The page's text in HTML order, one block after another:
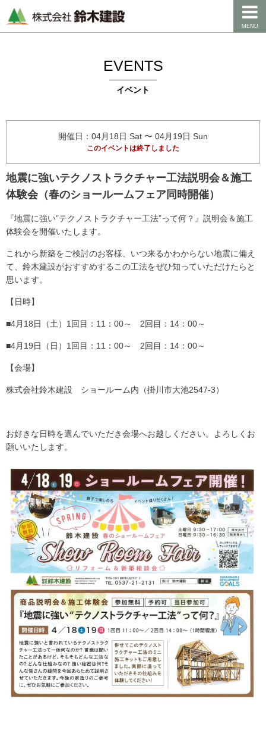
MENU
EVENTS
イベント
開催日：04月18日 Sat 〜 04月19日 Sun
このイベントは終了しました
地震に強いテクノストラクチャー工法説明会＆施工
体験会（春のショールームフェア同時開催）
『地震に強い”テクノストラクチャー工法”って何？』説明会＆施工
体験会を開催いたします。
これから新築をご検討のお客様、いつ来るかわからない地震に備え
て、鈴木建設がおすすめするこの工法をぜひ知っていただけたらと
思います。
【日時】
■4月18日（土）1回目：11：00～ 2回目：14：00～
■4月19日（日）1回目：11：00～ 2回目：14：00～
【会場】
株式会社鈴木建設 ショールーム内（掛川市大池2547-3）
お好きな日時を選んでいただき会場へお越しください。よろしくお
願いいたします。